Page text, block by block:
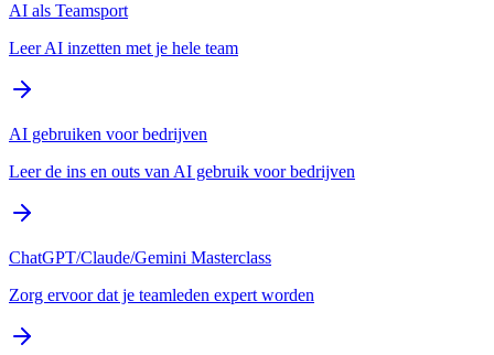
AI als Teamsport
Leer AI inzetten met je hele team
AI gebruiken voor bedrijven
Leer de ins en outs van AI gebruik voor bedrijven
ChatGPT/Claude/Gemini Masterclass
Zorg ervoor dat je teamleden expert worden